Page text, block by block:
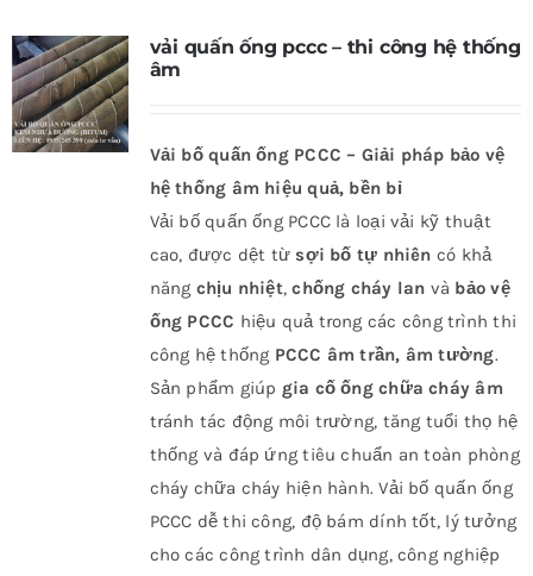
vải quấn ống pccc – thi công hệ thống
âm
Vải bố quấn ống PCCC – Giải pháp bảo vệ
hệ thống âm hiệu quả, bền bỉ
Vải bố quấn ống PCCC là loại vải kỹ thuật
cao, được dệt từ sợi bố tự nhiên có khả
năng chịu nhiệt,chống cháy lan và bảo vệ
ống PCCC hiệu quả trong các công trình thi
công hệ thống PCCC âm trần, âm tường.
Sản phẩm giúp gia cố ống chữa cháy âm
tránh tác động môi trường, tăng tuổi thọ hệ
thống và đáp ứng tiêu chuẩn an toàn phòng
cháy chữa cháy hiện hành. Vải bố quấn ống
PCCC dễ thi công, độ bám dính tốt, lý tưởng
cho các công trình dân dụng, công nghiệp